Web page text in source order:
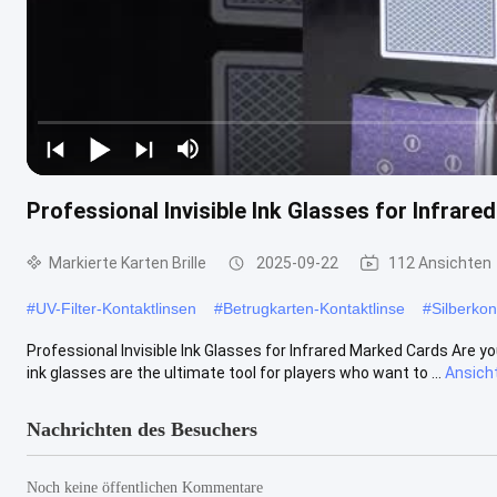
Professional Invisible Ink Glasses for
Markierte Karten Brille 2025-09-22 112 Ansichten
#UV-Filter-Kontaktlinsen #Betrugkarten-Kontaktlinse #
Professional Invisible Ink Glasses for Infrared Marked Cards Are
ink glasses are the ultimate tool for players who want to ...
Nachrichten des Besuchers
Noch keine öffentlichen Kommentare